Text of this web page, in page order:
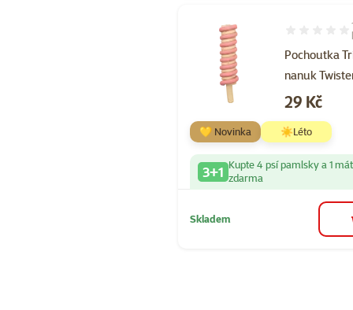
Pochoutka
nanuk
Hodnocení
Cena
29 Kč
💛 Novinka ☀️Léto
3+1 Kupte 4 psí pamlsky a 1
zdarma
Skladem